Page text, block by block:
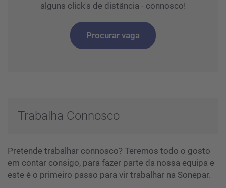
alguns click's de distância - connosco!
Procurar vaga
Trabalha Connosco
Pretende trabalhar connosco? Teremos todo o gosto
em contar consigo, para fazer parte da nossa equipa e
este é o primeiro passo para vir trabalhar na Sonepar.